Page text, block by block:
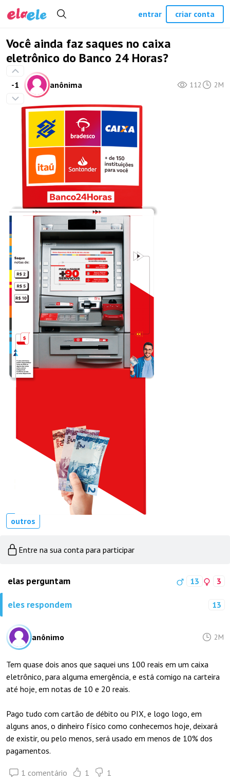
Você ainda faz saques no caixa
eletrônico do Banco 24 Horas?
-1 anônima 112 2M
outros
Entre na sua conta para participar
elas perguntam 13 3
eles respondem 13
anônimo 2M
Tem quase dois anos que saquei uns 100 reais em um caixa
eletrônico, para alguma emergência, e está comigo na carteira
até hoje, em notas de 10 e 20 reais.
Pago tudo com cartão de débito ou PIX, e logo logo, em
alguns anos, o dinheiro físico como conhecemos hoje, deixará
de existir, ou pelo menos, será usado em menos de 10% dos
pagamentos.
1 comentário 1 1
entrar criar conta